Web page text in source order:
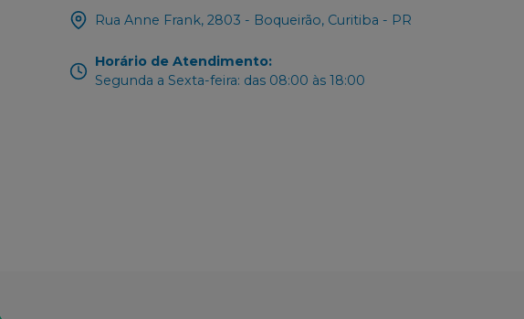
Rua Anne Frank, 2803 - Boqueirão, Curitiba - PR
Horário de Atendimento:
Segunda a Sexta-feira: das 08:00 às 18:00